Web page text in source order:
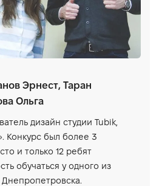
Эрнест, Таран
Ольга
дизайн студии Tubik,
Конкурс был более 3
и только 12 ребят
обучаться у одного из